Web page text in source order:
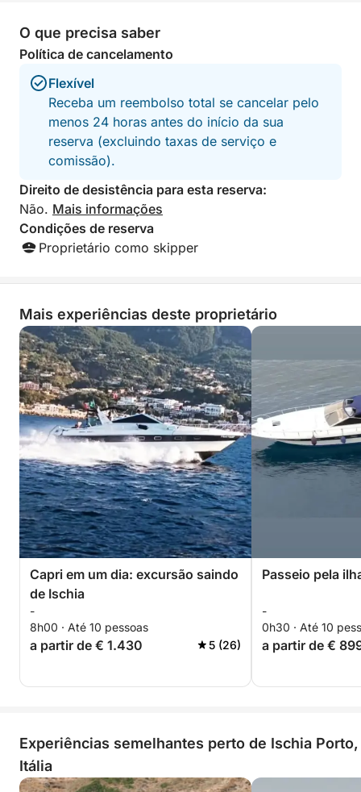
O que precisa saber
Política de cancelamento
Flexível
Receba um reembolso total se cancelar pelo
menos 24 horas antes do início da sua
reserva (excluindo taxas de serviço e
comissão).
Direito de desistência para esta reserva:
Não. Mais informações
Condições de reserva
Proprietário como skipper
Mais experiências deste proprietário
Capri em um dia: excursão saindo
de Ischia
-
8h00 · Até 10 pessoas
a partir de € 1.430 5 (26)
Passeio pela
-
0h30 · Até 10
a partir de €
Experiências semelhantes perto de Ischia Porto,
Itália